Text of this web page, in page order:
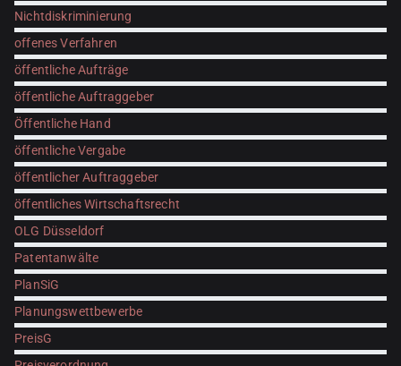
Nichtdiskriminierung
offenes Verfahren
öffentliche Aufträge
öffentliche Auftraggeber
Öffentliche Hand
öffentliche Vergabe
öffentlicher Auftraggeber
öffentliches Wirtschaftsrecht
OLG Düsseldorf
Patentanwälte
PlanSiG
Planungswettbewerbe
PreisG